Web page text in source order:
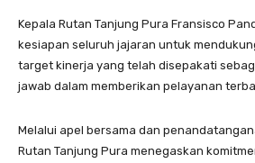
Kepala Rutan Tanjung Pura Fransisco
kesiapan seluruh jajaran untuk
target kinerja yang telah disepakati
jawab dalam memberikan pelayanan
Melalui apel bersama dan
Rutan Tanjung Pura menegaskan